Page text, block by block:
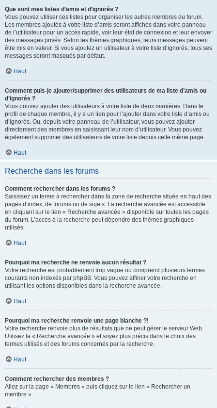
Que sont mes listes d’amis et d’ignorés ?
Vous pouvez utiliser ces listes pour organiser les autres membres du forum.
Les membres ajoutés à votre liste d’amis seront affichés dans votre panneau
de l’utilisateur pour un accès rapide, voir leur état de connexion et leur envoyer
des messages privés. Selon les thèmes graphiques, leurs messages peuvent
être mis en valeur. Si vous ajoutez un utilisateur à votre liste d’ignorés, tous ses
messages seront masqués par défaut.
Haut
Comment puis-je ajouter/supprimer des utilisateurs de ma liste d’amis ou
d’ignorés ?
Vous pouvez ajouter des utilisateurs à votre liste de deux manières. Dans le
profil de chaque membre, il y a un lien pour l’ajouter dans votre liste d’amis ou
d’ignorés. Ou, depuis votre panneau de l’utilisateur, vous pouvez ajouter
directement des membres en saisissant leur nom d’utilisateur. Vous pouvez
également supprimer des utilisateurs de votre liste depuis cette même page.
Haut
Recherche dans les forums
Comment rechercher dans les forums ?
Saisissez un terme à rechercher dans la zone de recherche située en haut des
pages d’index, de forums ou de sujets. La recherche avancée est accessible
en cliquant sur le lien « Recherche avancée » disponible sur toutes les pages
du forum. L’accès à la recherche peut dépendre des thèmes graphiques
utilisés.
Haut
Pourquoi ma recherche ne renvoie aucun résultat ?
Votre recherche est probablement trop vague ou comprend plusieurs termes
courants non indexés par phpBB. Vous pouvez affiner votre recherche en
utilisant les options disponibles dans la recherche avancée.
Haut
Pourquoi ma recherche renvoie une page blanche ?!
Votre recherche renvoie plus de résultats que ne peut gérer le serveur Web.
Utilisez la « Recherche avancée » et soyez plus précis dans le choix des
termes utilisés et des forums concernés par la recherche.
Haut
Comment rechercher des membres ?
Allez sur la page « Membres » puis cliquez sur le lien « Rechercher un
membre ».